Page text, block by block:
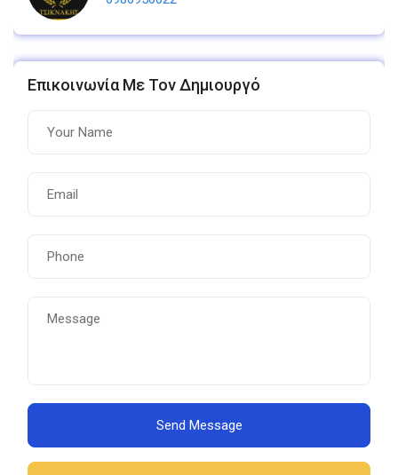
Επικοινωνία Με Τον Δημιουργό
Send Message